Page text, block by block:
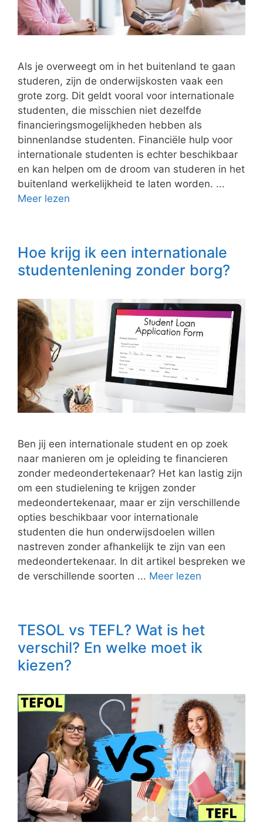
Als je overweegt om in het buitenland te gaan
studeren, zijn de onderwijskosten vaak een
grote zorg. Dit geldt vooral voor internationale
studenten, die misschien niet dezelfde
financieringsmogelijkheden hebben als
binnenlandse studenten. Financiële hulp voor
internationale studenten is echter beschikbaar
en kan helpen om de droom van studeren in het
buitenland werkelijkheid te laten worden. ...
Meer lezen
Hoe krijg ik een internationale
studentenlening zonder borg?
Ben jij een internationale student en op zoek
naar manieren om je opleiding te financieren
zonder medeondertekenaar? Het kan lastig zijn
om een studielening te krijgen zonder
medeondertekenaar, maar er zijn verschillende
opties beschikbaar voor internationale
studenten die hun onderwijsdoelen willen
nastreven zonder afhankelijk te zijn van een
medeondertekenaar. In dit artikel bespreken we
de verschillende soorten ... Meer lezen
TESOL vs TEFL? Wat is het
verschil? En welke moet ik
kiezen?